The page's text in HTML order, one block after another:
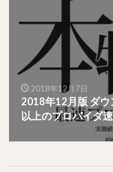
2018年12月7日
2018年12月版 ダ
以上のプロバイダ